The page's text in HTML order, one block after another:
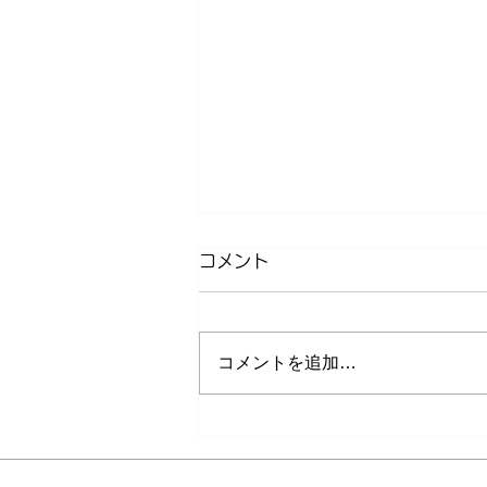
コメント
コメントを追加…